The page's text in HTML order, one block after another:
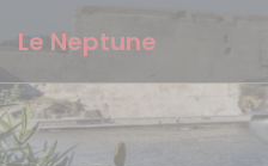
Le Neptune